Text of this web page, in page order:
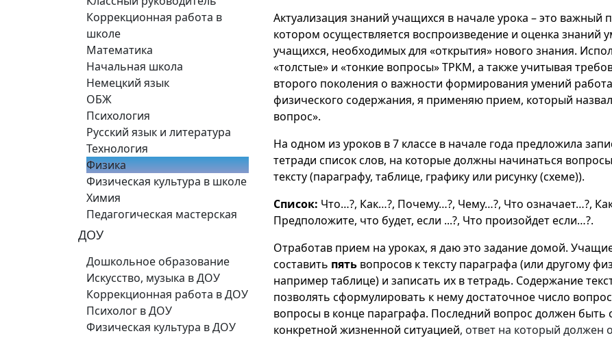
Коррекционная работа в
школе
Математика
Начальная школа
Немецкий язык
ОБЖ
Психология
Русский язык и литература
Технология
Физика
Физическая культура в школе
Химия
Педагогическая мастерская
ДОУ
Дошкольное образование
Искусство, музыка в ДОУ
Коррекционная работа в ДОУ
Психолог в ДОУ
Физическая культура в ДОУ
Актуализация знаний учащихся в начале урока – это важный
котором осуществляется воспроизведение и оценка знаний
учащихся, необходимых для «открытия» нового знания.
«толстые» и «тонкие вопросы» ТРКМ, а также учитывая
второго поколения о важности формирования умений
физического содержания, я применяю прием, который
вопрос».
На одном из уроков в 7 классе в начале года предложила
тетради список слов, на которые должны начинаться
тексту (параграфу, таблице, графику или рисунку (схеме)).
Список: Что…?, Как…?, Почему…?, Чему…?, Что означает…?,
Предположите, что будет, если ...?, Что произойдет если…?.
Отработав прием на уроках, я даю это задание домой.
составить пять вопросов к тексту параграфа (или другому
например таблице) и записать их в тетрадь. Содержание
позволять сформулировать к нему достаточное число
вопросы в конце параграфа. Последний вопрос должен быть
конкретной жизненной ситуацией, ответ на который должен